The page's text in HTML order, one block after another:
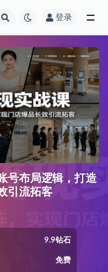
登录
号布局逻辑，打造
引流拓客
9.9钻石
免费